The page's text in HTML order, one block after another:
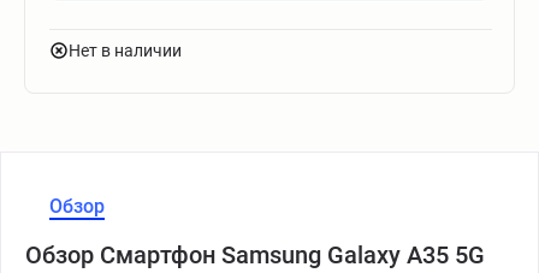
Нет в наличии
Обзор
Обзор Смартфон Samsung Galaxy A35 5G